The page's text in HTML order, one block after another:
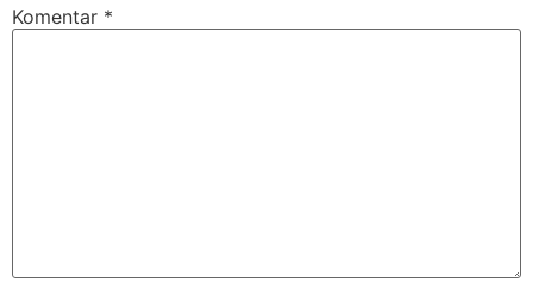
Komentar *